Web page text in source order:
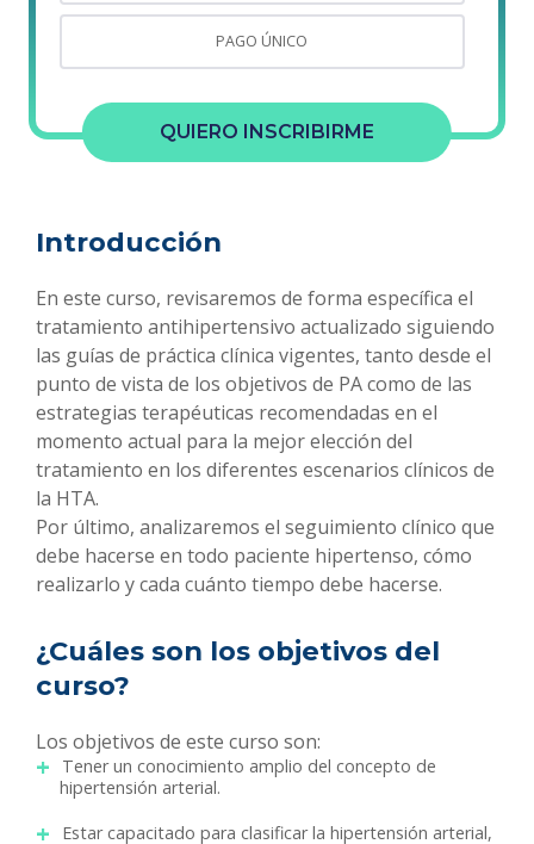
PAGO ÚNICO
QUIERO INSCRIBIRME
Introducción
En este curso, revisaremos de forma específica el
tratamiento antihipertensivo actualizado siguiendo
las guías de práctica clínica vigentes, tanto desde el
punto de vista de los objetivos de PA como de las
estrategias terapéuticas recomendadas en el
momento actual para la mejor elección del
tratamiento en los diferentes escenarios clínicos de
la HTA.
Por último, analizaremos el seguimiento clínico que
debe hacerse en todo paciente hipertenso, cómo
realizarlo y cada cuánto tiempo debe hacerse.
¿Cuáles son los objetivos del
curso?
Los objetivos de este curso son:
Tener un conocimiento amplio del concepto de
hipertensión arterial.
Estar capacitado para clasificar la hipertensión arterial,